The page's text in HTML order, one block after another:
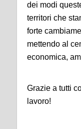
dei modi
territori che
forte
mettendo al
economica,
Grazie a tutti
lavoro!